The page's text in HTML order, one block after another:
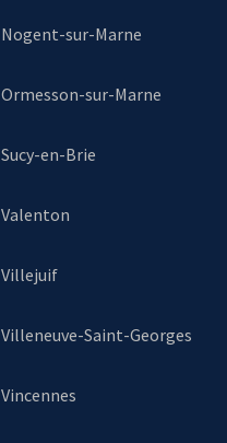
Nogent-sur-Marne
Ormesson-sur-Marne
Sucy-en-Brie
Valenton
Villejuif
Villeneuve-Saint-Georges
Vincennes